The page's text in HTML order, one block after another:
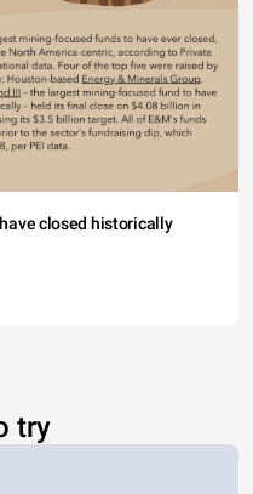
closed historically
try